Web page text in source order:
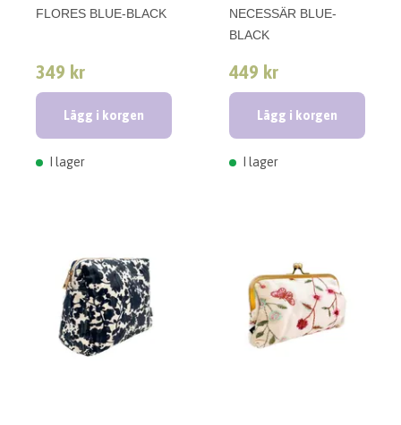
FLORES BLUE-BLACK
349 kr
Lägg i korgen
I lager
NECESSÄR BLUE-
BLACK
449 kr
Lägg i korgen
I lager